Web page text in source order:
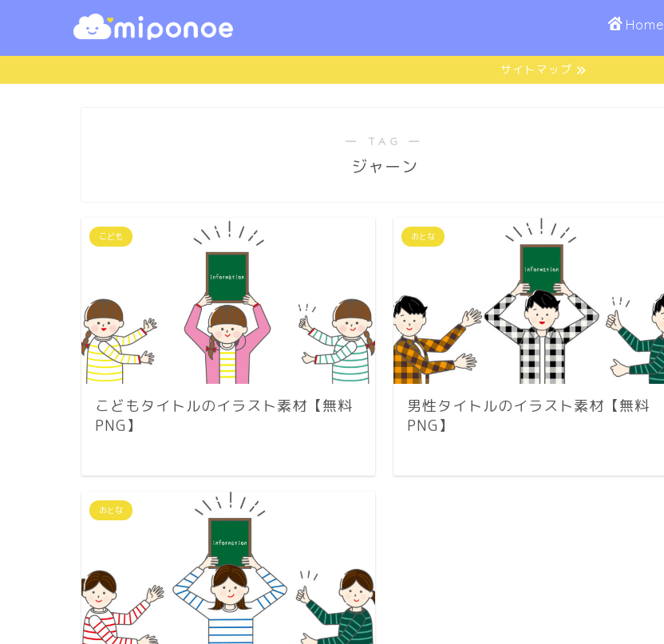
Home
サイトマップ
― TAG ―
ジャーン
こども
こどもタイトルのイラスト素材【無料
PNG】
おとな
男性タイトルのイラスト素材【無料
PNG】
おとな